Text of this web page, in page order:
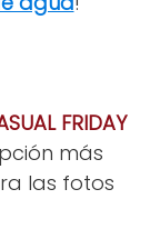
FRIDAY
más
las fotos